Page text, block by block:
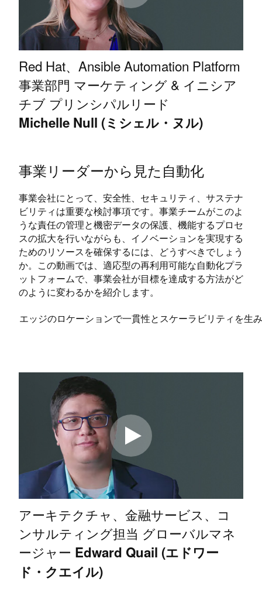
Red Hat、Ansible Automation Platform
事業部門 マーケティング & イニシア
チブ プリンシパルリード
Michelle Null (ミシェル・ヌル)
事業リーダーから見た自動化
事業会社にとって、安全性、セキュリティ、サステナ
ビリティは重要な検討事項です。事業チームがこのよ
うな責任の管理と機密データの保護、機能するプロセ
スの拡大を行いながらも、イノベーションを実現する
ためのリソースを確保するには、どうすべきでしょう
か。この動画では、適応型の再利用可能な自動化プラ
ットフォームで、事業会社が目標を達成する方法がど
のように変わるかを紹介します。
エッジのロケーションで一貫性とスケーラビリティを生
アーキテクチャ、金融サービス、コ
ンサルティング担当 グローバルマネ
ージャー Edward Quail (エドワー
ド・クエイル)